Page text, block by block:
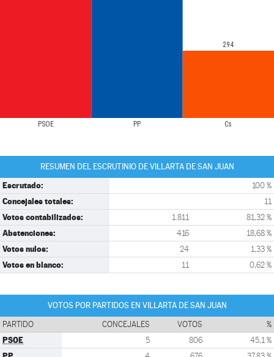
PSOE PP Cs
294
RESUMEN DEL ESCRUTINIO DE VILLARTA DE SAN JUAN
Escrutado: 100 %
Concejales totales: 11
Votos contabilizados: 1.811 81,32 %
Abstenciones: 416 18,68 %
Votos nulos: 24 1,33 %
Votos en blanco: 11 0,62 %
VOTOS POR PARTIDOS EN VILLARTA DE SAN JUAN
PARTIDO CONCEJALES VOTOS %
PSOE 5 806 45,1 %